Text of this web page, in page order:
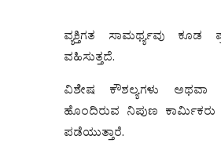
ವ್ಯಕ್ತಿಗತ ಸಾಮರ್ಥ್ಯವು ಕೂಡ
ವಹಿಸುತ್ತದೆ.
ವಿಶೇಷ ಕೌಶಲ್ಯಗಳು ಅಥವಾ
ಹೊಂದಿರುವ ನಿಪುಣ ಕಾರ್ಮಿಕರು
ಪಡೆಯುತ್ತಾರೆ.